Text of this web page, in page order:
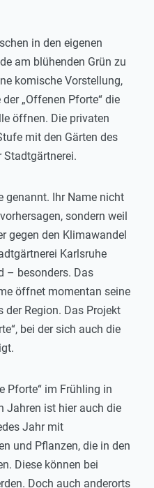
in den eigenen
am blühenden Grün zu
komische Vorstellung,
„Offenen Pforte“ die
öffnen. Die privaten
mit den Gärten des
Stadtgärtnerei.
genannt. Ihr Name nicht
sondern weil
gegen den Klimawandel
Karlsruhe
– besonders. Das
öffnet momentan seine
der Region. Das Projekt
bei der sich auch die
Pforte“ im Frühling in
Jahren ist hier auch die
Jahr mit
und Pflanzen, die in den
Diese können bei
Doch auch anderorts